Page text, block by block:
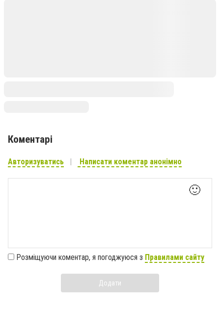
Коментарі
Авторизуватись Написати коментар анонімно
🙂
Розміщуючи коментар, я погоджуюся з Правилами сайту
Додати